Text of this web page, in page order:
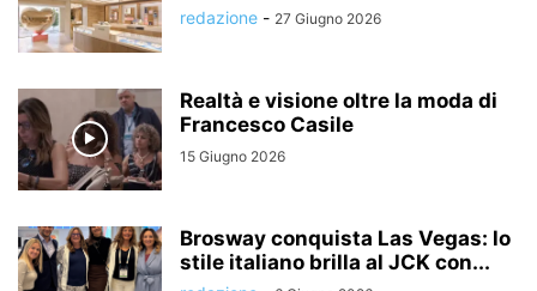
redazione - 27 Giugno 2026
Realtà e visione oltre la moda di
Francesco Casile
15 Giugno 2026
Brosway conquista Las Vegas: lo
stile italiano brilla al JCK con...